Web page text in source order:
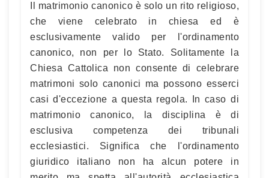
Il matrimonio canonico è solo un rito religioso,
che viene celebrato in chiesa ed è
esclusivamente valido per l'ordinamento
canonico, non per lo Stato. Solitamente la
Chiesa Cattolica non consente di celebrare
matrimoni solo canonici ma possono esserci
casi d'eccezione a questa regola. In caso di
matrimonio canonico, la disciplina è di
esclusiva competenza dei tribunali
ecclesiastici. Significa che l'ordinamento
giuridico italiano non ha alcun potere in